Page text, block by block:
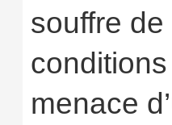
souffre
menace